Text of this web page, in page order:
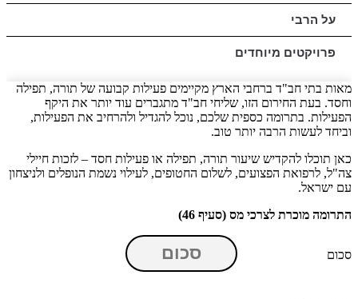
על הרבי
פרויקטים מיוחדים
מאות בתי חב"ד ברחבי הארץ מקיימים פעילות קבועה של תורה, תפילה
וחסד. בעת החירום הזו, שליחי חב"ד מתגברים עוד יותר את היקף
הפעילות. בתרומה כספית שלכם, נוכל להגדיל ולהרחיב את הפעילות,
וביחד לעשות הרבה יותר טוב.
כאן תוכלו להקדיש שיעור תורה, תפילה או פעילות חסד – לזכות חיילי
צה"ל, לרפואת הפצועים, לשלום החטופים, לעילוי נשמת הנופלים ולניצחון
עם ישראל.
התרומה מוכרת לצרכי מס (סעיף 46)
סכום